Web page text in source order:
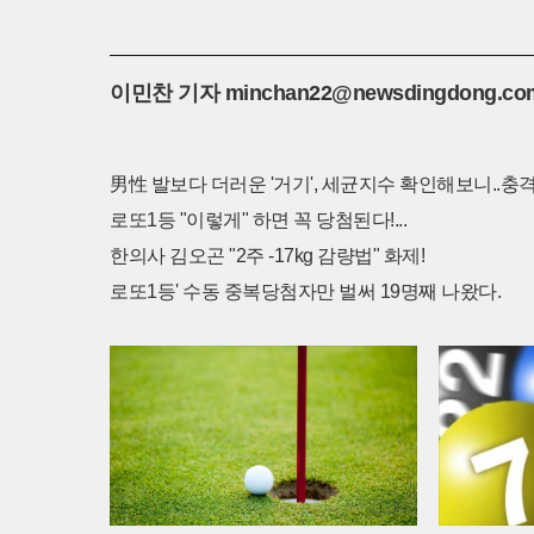
이민찬 기자
男性 발보다 더러운 '거기', 세균지수 확인해보니..충
로또1등 "이렇게" 하면 꼭 당첨된다!...
한의사 김오곤 "2주 -17kg 감량법" 화제!
로또1등' 수동 중복당첨자만 벌써 19명째 나왔다.